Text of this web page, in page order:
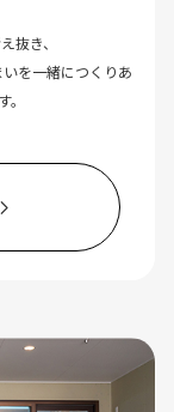
抜き、
を一緒につくりあ